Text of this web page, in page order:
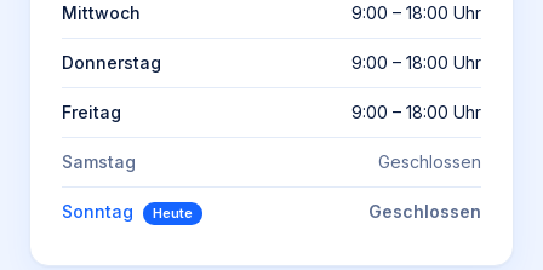
Mittwoch 9:00 – 18:00 Uhr
Donnerstag 9:00 – 18:00 Uhr
Freitag 9:00 – 18:00 Uhr
Samstag Geschlossen
Sonntag Heute Geschlossen